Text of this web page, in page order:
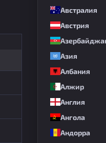
Австралия
Австрия
Азия
Албания
Алжир
Англия
Ангола
Андорра